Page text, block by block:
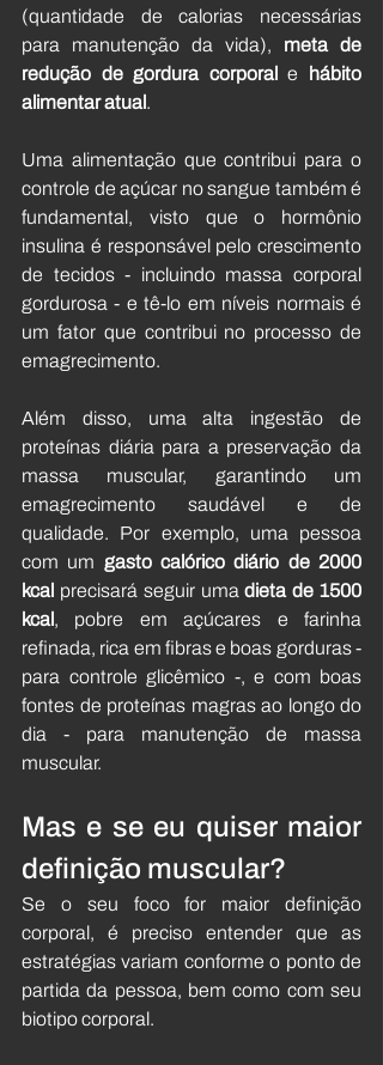
(quantidade de calorias necessárias
para manutenção da vida), meta de
redução de gordura corporal
e
hábito
alimentar atual .
Uma alimentação que contribui para o
controle de açúcar no sangue também é
fundamental, visto que o hormônio
insulina é responsável pelo crescimento
de tecidos - incluindo massa corporal
gordurosa - e tê-lo em níveis normais é
um fator que contribui no processo de
emagrecimento.
Além disso, uma alta ingestão de
proteínas diária para a preservação da
massa muscular, garantindo um
emagrecimento saudável e de
qualidade. Por exemplo, uma pessoa
com um gasto calórico diário de 2000
kcal precisará seguir uma dieta de 1500
kcal , pobre em açúcares e farinha
refinada, rica em fibras e boas gorduras -
para controle glicêmico -, e com boas
fontes de proteínas magras ao longo do
dia - para manutenção de massa
muscular.
Mas e se eu quiser maior
definição muscular?
Se o seu foco for maior definição
corporal, é preciso entender que as
estratégias variam conforme o ponto de
partida da pessoa, bem como com seu
biotipo corporal.